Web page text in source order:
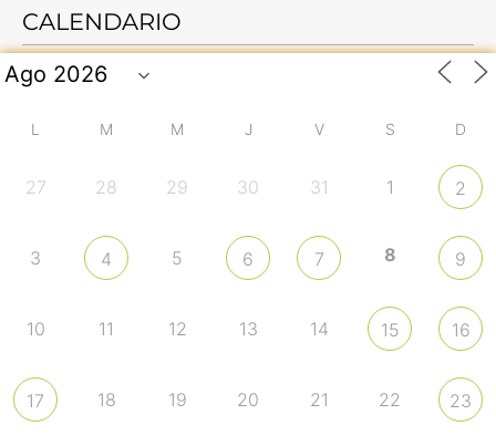
CALENDARIO
L M M J V S D
27 28 29 30 31 1 2
3 4 5 6 7 8 9
10 11 12 13 14 15 16
17 18 19 20 21 22 23